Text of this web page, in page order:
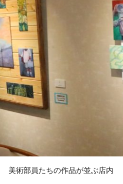
美術部員たちの作品が並ぶ店内